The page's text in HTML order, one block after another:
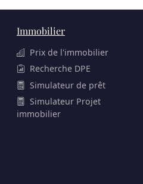
Immobilier
Prix de l'immobilier
Recherche DPE
Simulateur de prêt
Simulateur Projet
immobilier